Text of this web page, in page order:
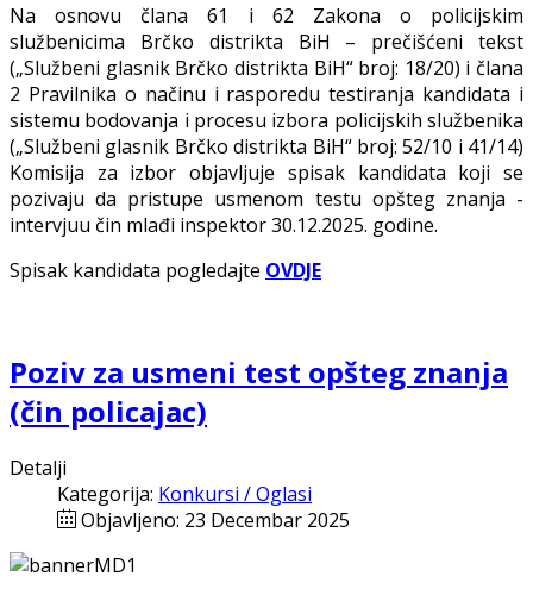
Na osnovu člana 61 i 62 Zakona o policijskim
službenicima Brčko distrikta BiH – prečišćeni tekst
(„Službeni glasnik Brčko distrikta BiH“ broj: 18/20) i člana
2 Pravilnika o načinu i rasporedu testiranja kandidata i
sistemu bodovanja i procesu izbora policijskih službenika
(„Službeni glasnik Brčko distrikta BiH“ broj: 52/10 i 41/14)
Komisija za izbor objavljuje spisak kandidata koji se
pozivaju da pristupe usmenom testu opšteg znanјa -
intervjuu čin mlađi inspektor 30.12.2025. godine.
Spisak kandidata pogledajte OVDJE
Poziv za usmeni test opšteg znanja
(čin policajac)
Detalji
Kategorija: Konkursi / Oglasi
Objavljeno: 23 Decembar 2025